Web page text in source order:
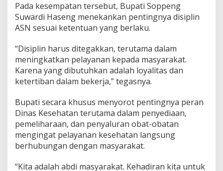
Pada kesempatan tersebut, Bupati Soppeng
Suwardi Haseng menekankan pentingnya disiplin
ASN sesuai ketentuan yang berlaku.
“Disiplin harus ditegakkan, terutama dalam
meningkatkan pelayanan kepada masyarakat.
Karena yang dibutuhkan adalah loyalitas dan
ketertiban dalam bekerja,” tegasnya.
Bupati secara khusus menyorot pentingnya peran
Dinas Kesehatan terutama dalam penyediaan,
pemeliharaan, dan penyaluran obat-obatan
mengingat pelayanan kesehatan langsung
berhubungan dengan masyarakat.
“Kita adalah abdi masyarakat. Kehadiran kita untuk